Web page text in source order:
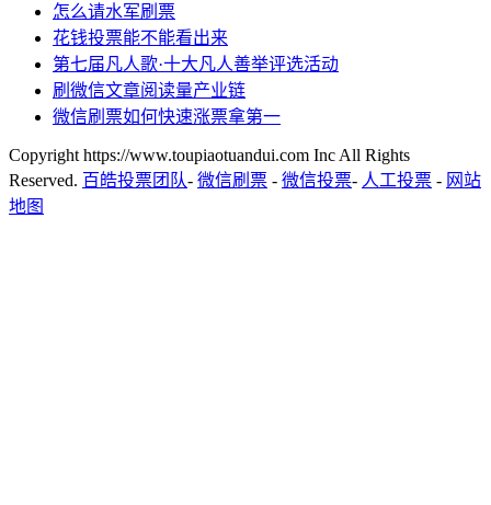
怎么请水军刷票
花钱投票能不能看出来
第七届凡人歌·十大凡人善举评选活动
刷微信文章阅读量产业链
微信刷票如何快速涨票拿第一
Copyright https://www.toupiaotuandui.com Inc All Rights
Reserved. 百皓投票团队- 微信刷票 - 微信投票- 人工投票 - 网站
地图